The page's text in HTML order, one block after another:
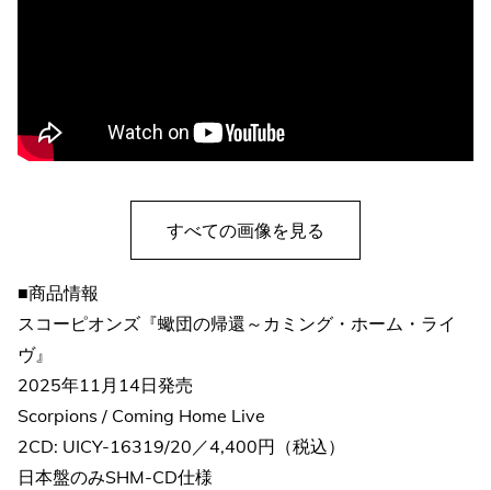
すべての画像を見る
■商品情報
スコーピオンズ『蠍団の帰還～カミング・ホーム・ライ
ヴ』
2025年11月14日発売
Scorpions / Coming Home Live
2CD: UICY-16319/20／4,400円（税込）
日本盤のみSHM-CD仕様